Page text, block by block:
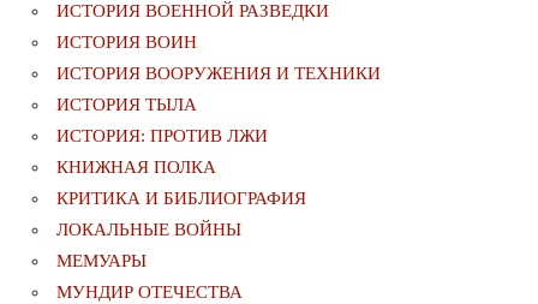
ИСТОРИЯ ВОЕННОЙ РАЗВЕДКИ
ИСТОРИЯ ВОИН
ИСТОРИЯ ВООРУЖЕНИЯ И ТЕХНИКИ
ИСТОРИЯ ТЫЛА
ИСТОРИЯ: ПРОТИВ ЛЖИ
КНИЖНАЯ ПОЛКА
КРИТИКА И БИБЛИОГРАФИЯ
ЛОКАЛЬНЫЕ ВОЙНЫ
МЕМУАРЫ
МУНДИР ОТЕЧЕСТВА